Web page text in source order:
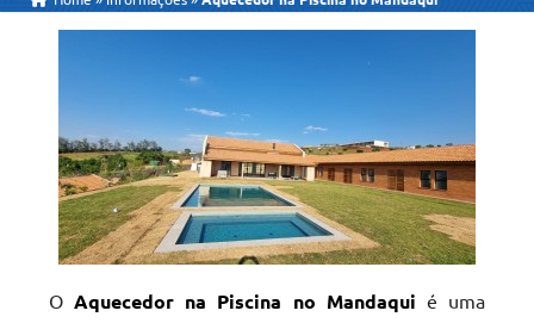
OAquecedor na Piscina no Mandaqui é uma